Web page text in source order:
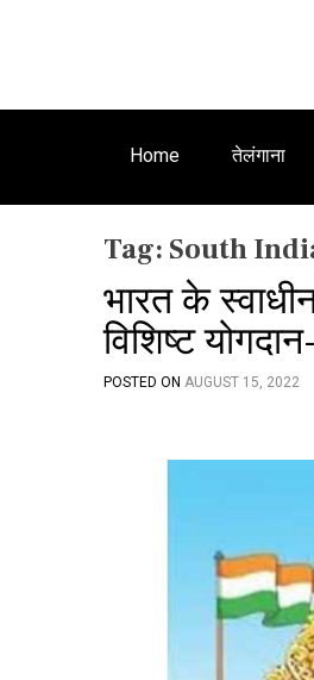
Home तेलंगाना
Tag: South
भारत के
विशिष्ट
POSTED ON AUGUST 15, 2022